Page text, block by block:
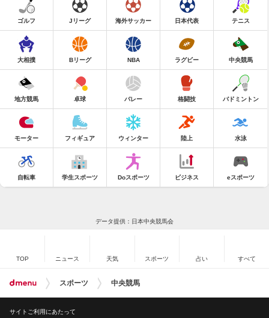
ゴルフ Jリーグ 海外サッカー 日本代表 テニス
大相撲 Bリーグ NBA ラグビー 中央競馬
地方競馬 卓球 バレー 格闘技 バドミントン
モーター フィギュア ウィンター 陸上 水泳
自転車 学生スポーツ Doスポーツ ビジネス eスポーツ
データ提供：日本中央競馬会
TOP ニュース 天気 スポーツ 占い すべて
スポーツ 中央競馬
サイトご利用にあたって